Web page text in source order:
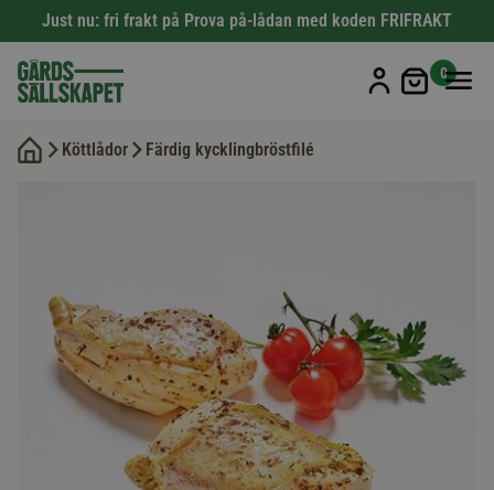
Just nu: fri frakt på Prova på-lådan med koden FRIFRAKT
Min
0
Köttlådor Färdig kycklingbröstfilé